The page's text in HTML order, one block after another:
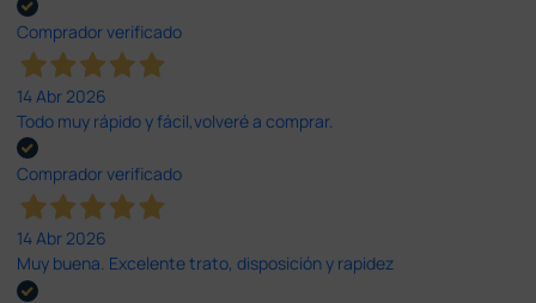
Comprador verificado
14 Abr 2026
Todo muy rápido y fácil,volveré a comprar.
Comprador verificado
14 Abr 2026
Muy buena. Excelente trato, disposición y rapidez